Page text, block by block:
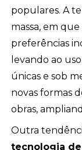
populares. A
massa, em
preferências
levando ao
únicas e sob
novas formas
obras,
Outra
tecnologia